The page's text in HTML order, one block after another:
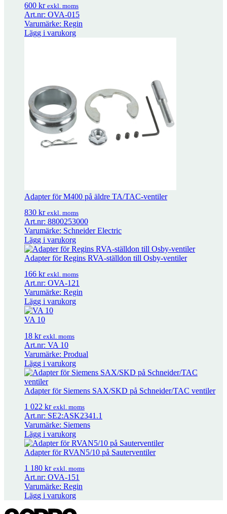
Adapter för M800 på Siemens ventiler
Packbox Schneider Electric Typ S 972 kr exkl. moms
KH8 – Spjällarm 455kr exkl. moms
AV8-25 639kr exkl. moms
STP300.. 0/100 2 326kr
exkl. moms
600 kr exkl. moms
Art.nr: OVA-015
Varumärke: Regin
Lägg i varukorg
Adapter för M400 på äldre TA/TAC-ventiler
830 kr exkl. moms
Art.nr: 8800253000
Varumärke: Schneider Electric
Lägg i varukorg
Adapter för Regins RVA-ställdon till Osby-ventiler
166 kr exkl. moms
Art.nr: OVA-121
Varumärke: Regin
Lägg i varukorg
VA 10
18 kr exkl. moms
Art.nr: VA 10
Varumärke: Produal
Lägg i varukorg
Adapter för Siemens SAX/SKD på Schneider/TAC ventiler
1 022 kr exkl. moms
Art.nr: SE2:ASK2341.1
Varumärke: Siemens
Lägg i varukorg
Adapter för RVAN5/10 på Sauterventiler
1 180 kr exkl. moms
Art.nr: OVA-151
Varumärke: Regin
Lägg i varukorg